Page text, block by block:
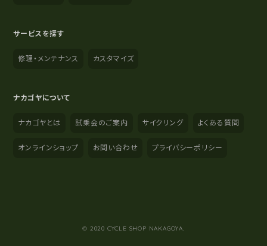
サービスを探す
修理・メンテナンス カスタマイズ
ナカゴヤについて
ナカゴヤとは 試乗会のご案内 サイクリング よくある質問
オンラインショップ お問い合わせ プライバシーポリシー
© 2020 CYCLE SHOP NAKAGOYA.